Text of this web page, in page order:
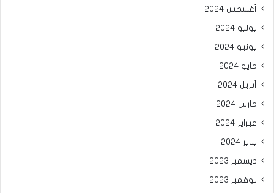
أغسطس 2024
يوليو 2024
يونيو 2024
مايو 2024
أبريل 2024
مارس 2024
فبراير 2024
يناير 2024
ديسمبر 2023
نوفمبر 2023